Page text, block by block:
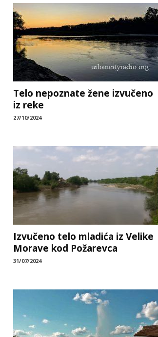
Telo nepoznate žene izvučeno
iz reke
27/10/2024
Izvučeno telo mladića iz Velike
Morave kod Požarevca
31/07/2024